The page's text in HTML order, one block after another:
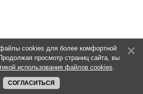
файлы cookies для более комфортной
просмотр страниц сайта, вы
использования файлов cookies.
СОГЛАСИТЬСЯ